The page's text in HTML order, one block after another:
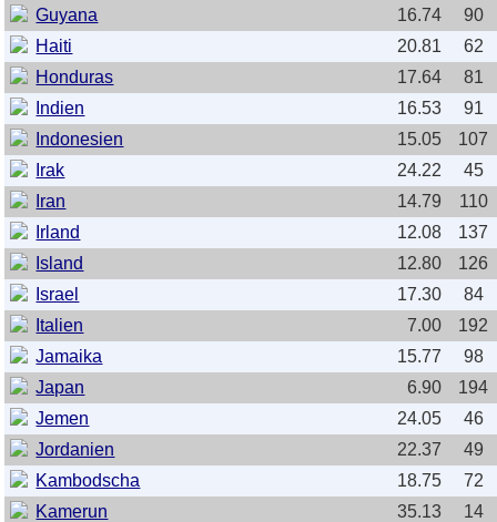
Guyana
16.74
90
Haiti
20.81
62
Honduras
17.64
81
Indien
16.53
91
Indonesien
15.05
107
Irak
24.22
45
Iran
14.79
110
Irland
12.08
137
Island
12.80
126
Israel
17.30
84
Italien
7.00
192
Jamaika
15.77
98
Japan
6.90
194
Jemen
24.05
46
Jordanien
22.37
49
Kambodscha
18.75
72
Kamerun
35.13
14